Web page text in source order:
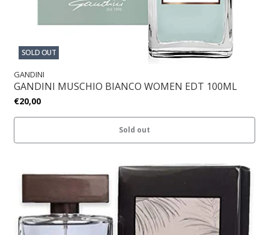
SOLD OUT
GANDINI
GANDINI MUSCHIO BIANCO WOMEN EDT 100ML
€20,00
Sold out